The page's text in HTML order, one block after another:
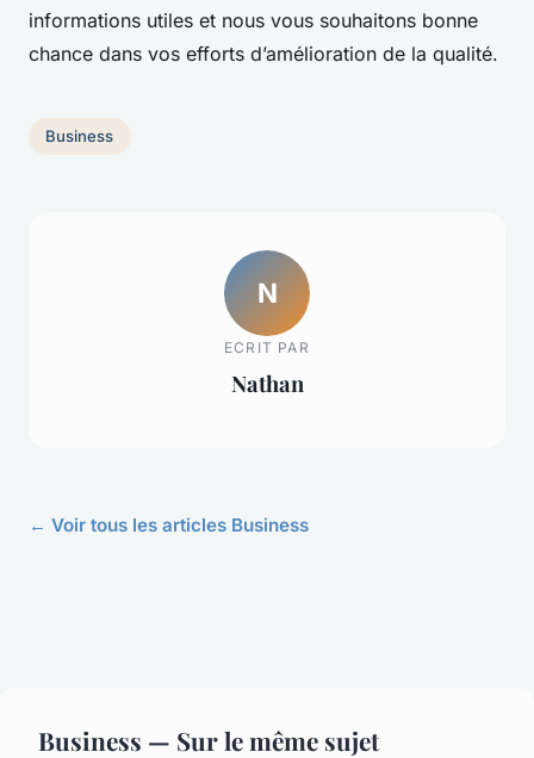
informations utiles et nous vous souhaitons bonne
chance dans vos efforts d’amélioration de la qualité.
Business
N
ECRIT PAR
Nathan
← Voir tous les articles Business
Business — Sur le même sujet